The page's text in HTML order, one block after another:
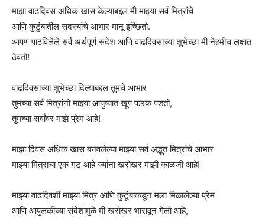
माझा वाढदिवस अधिक खास केल्याबद्दल मी माझ्या सर्व मित्रांचे
आणि कुटुंबातील सदस्यांचे आभार मानू इच्छितो.
आपण पाठविलेले सर्व अर्थपूर्ण संदेश आणि वाढदिवसाच्या शुभेच्छा मी नेहमीच लक्षात
ठेवतो!
वाढदिवसाच्या शुभेच्छा दिल्याबद्दल तुमचे आभार
तुमच्या सर्व मित्रांनो माझ्या आयुष्यात खूप फरक पडतो,
तुमच्या सर्वांवर माझे प्रेम आहे!
माझा दिवस अधिक खास बनवलेल्या माझ्या सर्व अद्भुत मित्रांचे आभार
माझ्या मित्राचा एक गट आहे ज्यांना खरोखर माझी काळजी आहे!
माझ्या वाढदिवशी माझ्या मित्र आणि कुटूंबाकडून मला मिळालेल्या प्रेम
आणि आपुलकीच्या संदेशांमुळे मी खरोखर भारावून गेलो आहे,